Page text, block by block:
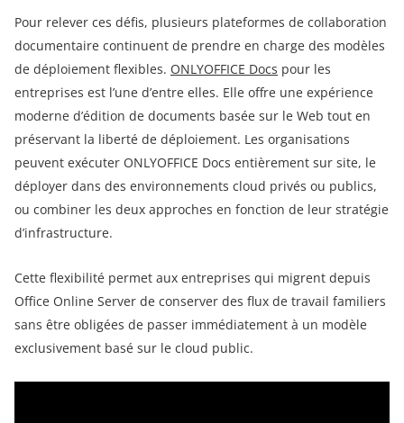
Pour relever ces défis, plusieurs plateformes de collaboration
documentaire continuent de prendre en charge des modèles
de déploiement flexibles. ONLYOFFICE Docs pour les
entreprises est l’une d’entre elles. Elle offre une expérience
moderne d’édition de documents basée sur le Web tout en
préservant la liberté de déploiement. Les organisations
peuvent exécuter ONLYOFFICE Docs entièrement sur site, le
déployer dans des environnements cloud privés ou publics,
ou combiner les deux approches en fonction de leur stratégie
d’infrastructure.
Cette flexibilité permet aux entreprises qui migrent depuis
Office Online Server de conserver des flux de travail familiers
sans être obligées de passer immédiatement à un modèle
exclusivement basé sur le cloud public.